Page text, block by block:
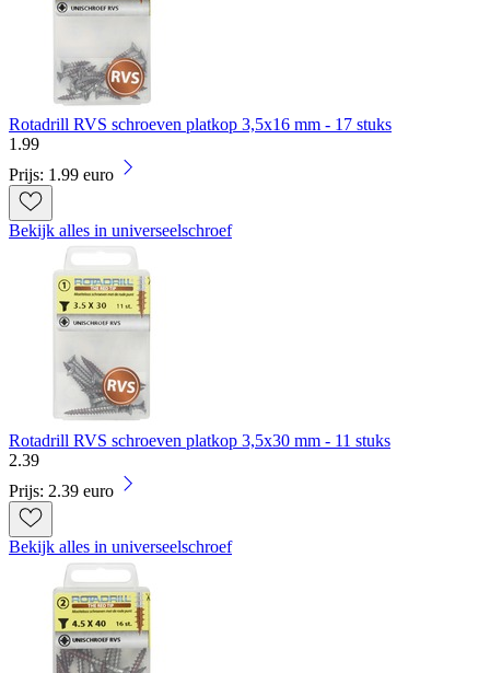
Rotadrill RVS schroeven platkop 3,5x16 mm - 17 stuks
1 .99
Prijs: 1.99 euro
Bekijk alles in universeelschroef
Rotadrill RVS schroeven platkop 3,5x30 mm - 11 stuks
2.39
Prijs: 2.39 euro
Bekijk alles in universeelschroef